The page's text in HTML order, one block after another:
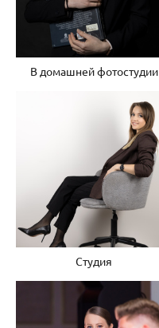
В домашней фотостудии
Студия